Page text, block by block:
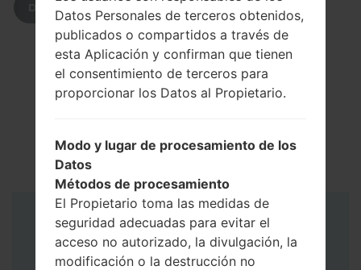
DESCARGAR
Instrucciones
Datos Personales de terceros obtenidos,
publicados o compartidos a través de
esta Aplicación y confirman que tienen
el consentimiento de terceros para
proporcionar los Datos al Propietario.
Modo y lugar de procesamiento de los
Datos
Métodos de procesamiento
El Propietario toma las medidas de
seguridad adecuadas para evitar el
acceso no autorizado, la divulgación, la
modificación o la destrucción no